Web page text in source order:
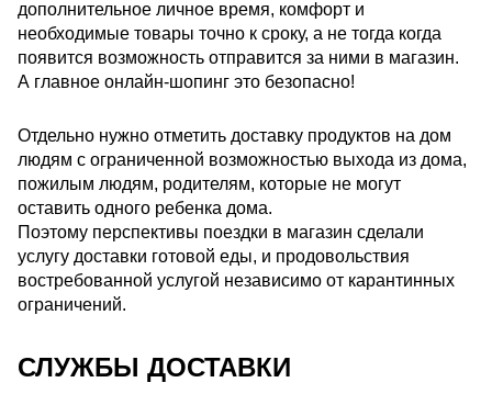
дополнительное личное время, комфорт и
необходимые товары точно к сроку, а не тогда когда
появится возможность отправится за ними в магазин.
А главное онлайн-шопинг это безопасно!
Отдельно нужно отметить доставку продуктов на дом
людям с ограниченной возможностью выхода из дома,
пожилым людям, родителям, которые не могут
оставить одного ребенка дома.
Поэтому перспективы поездки в магазин сделали
услугу доставки готовой еды, и продовольствия
востребованной услугой независимо от карантинных
ограничений.
СЛУЖБЫ ДОСТАВКИ